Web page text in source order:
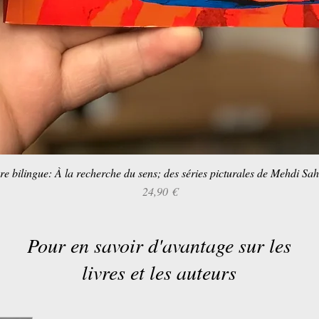
Aperçu rapide
bilingue: À la recherche du sens; des séries picturales de Mehdi
Prix
24,90 €
Pour en savoir d'avantage sur les
livres et les auteurs